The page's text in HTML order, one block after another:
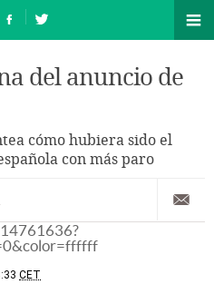
del anuncio de
cómo hubiera sido el
con más paro
CET